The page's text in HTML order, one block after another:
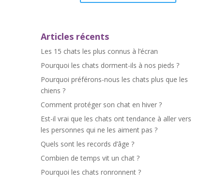
Articles récents
Les 15 chats les plus connus à l’écran
Pourquoi les chats dorment-ils à nos pieds ?
Pourquoi préférons-nous les chats plus que les
chiens ?
Comment protéger son chat en hiver ?
Est-il vrai que les chats ont tendance à aller vers
les personnes qui ne les aiment pas ?
Quels sont les records d’âge ?
Combien de temps vit un chat ?
Pourquoi les chats ronronnent ?